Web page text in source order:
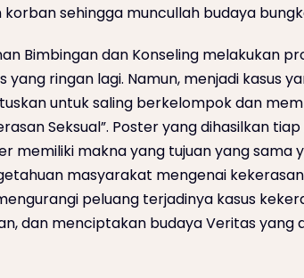
korban sehingga muncullah budaya
Bimbingan dan Konseling melakukan
yang ringan lagi. Namun, menjadi kasus
untuk saling berkelompok dan
Seksual”. Poster yang dihasilkan
memiliki makna yang tujuan yang sama
masyarakat mengenai
peluang terjadinya kasus
dan menciptakan budaya Veritas yang